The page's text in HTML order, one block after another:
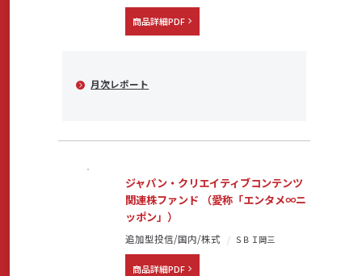
商品詳細PDF
月次レポート
ジャパン・クリエイティブコンテンツ
関連株ファンド （愛称「エンタメ∞ニ
ッポン」）
追加型投信/国内/株式 ＳＢＩ岡三
商品詳細PDF